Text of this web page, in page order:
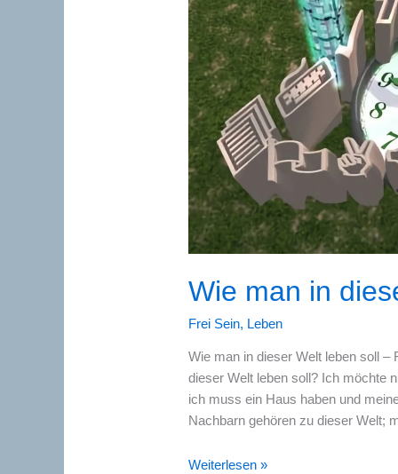
Wie man in
Frei Sein, Leben
Wie man in dieser Welt leben soll –
dieser Welt leben soll? Ich möchte
ich muss ein Haus haben und
Nachbarn gehören zu dieser Welt;
Wie
Weiterlesen »